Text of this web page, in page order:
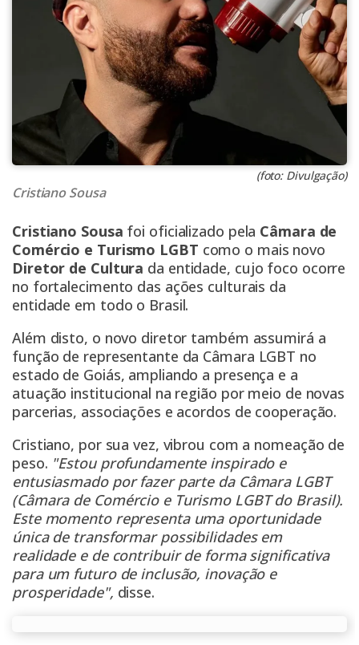
(foto: Divulgação)
Cristiano Sousa
Cristiano Sousa foi oficializado pela Câmara de
Comércio e Turismo LGBT como o mais novo
Diretor de Cultura da entidade, cujo foco ocorre
no fortalecimento das ações culturais da
entidade em todo o Brasil.
Além disto, o novo diretor também assumirá a
função de representante da Câmara LGBT no
estado de Goiás, ampliando a presença e a
atuação institucional na região por meio de novas
parcerias, associações e acordos de cooperação.
Cristiano, por sua vez, vibrou com a nomeação de
peso. "Estou profundamente inspirado e
entusiasmado por fazer parte da Câmara LGBT
(Câmara de Comércio e Turismo LGBT do Brasil).
Este momento representa uma oportunidade
única de transformar possibilidades em
realidade e de contribuir de forma significativa
para um futuro de inclusão, inovação e
prosperidade", disse.